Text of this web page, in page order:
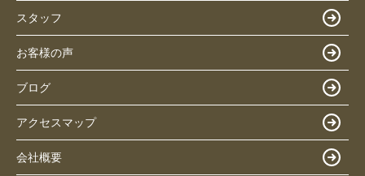
スタッフ
お客様の声
ブログ
アクセスマップ
会社概要